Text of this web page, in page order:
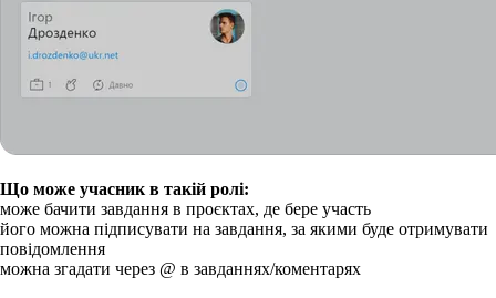
Що може учасник в такій ролі:
може бачити завдання в проєктах, де бере участь
його можна підписувати на завдання, за якими буде отримувати
повідомлення
можна згадати через @ в завданнях/коментарях